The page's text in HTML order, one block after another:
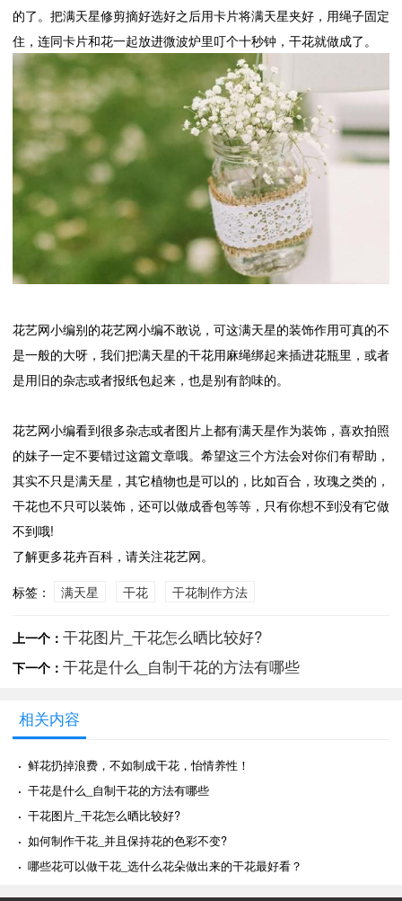
的了。把满天星修剪摘好选好之后用卡片将满天星夹好，用绳子固定
住，连同卡片和花一起放进微波炉里叮个十秒钟，干花就做成了。
花艺网小编别的花艺网小编不敢说，可这满天星的装饰作用可真的不
是一般的大呀，我们把满天星的干花用麻绳绑起来插进花瓶里，或者
是用旧的杂志或者报纸包起来，也是别有韵味的。
花艺网小编看到很多杂志或者图片上都有满天星作为装饰，喜欢拍照
的妹子一定不要错过这篇文章哦。希望这三个方法会对你们有帮助，
其实不只是满天星，其它植物也是可以的，比如百合，玫瑰之类的，
干花也不只可以装饰，还可以做成香包等等，只有你想不到没有它做
不到哦!
了解更多花卉百科，请关注花艺网。
标签：
满天星 干花 干花制作方法
上一个： 干花图片_干花怎么晒比较好?
下一个： 干花是什么_自制干花的方法有哪些
相关内容
· 鲜花扔掉浪费，不如制成干花，怡情养性！
· 干花是什么_自制干花的方法有哪些
· 干花图片_干花怎么晒比较好?
· 如何制作干花_并且保持花的色彩不变?
· 哪些花可以做干花_选什么花朵做出来的干花最好看？